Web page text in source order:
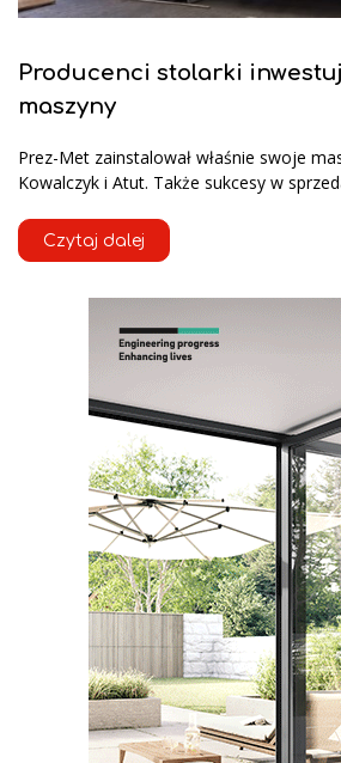
Producenci stolarki
maszyny
Prez-Met zainstalował właśnie swoje
Kowalczyk i Atut. Także sukcesy w
Czytaj dalej